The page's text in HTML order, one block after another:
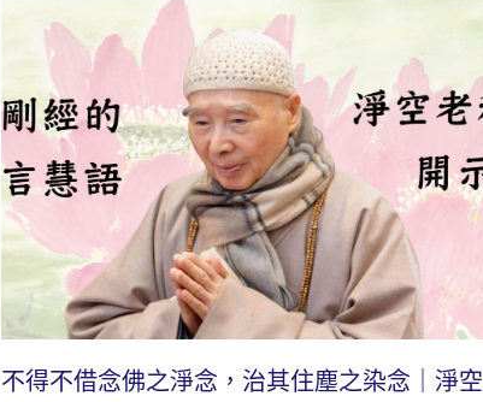
不得不借念佛之淨念，治其住塵之染念｜淨空